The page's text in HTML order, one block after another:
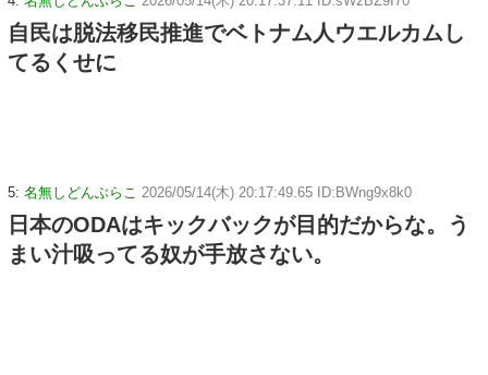
自民は脱法移民推進でベトナム人ウエルカムし
てるくせに
5: 名無しどんぶらこ 2026/05/14(木) 20:17:49.65 ID:BWng9x8k0
日本のODAはキックバックが目的だからな。う
まい汁吸ってる奴が手放さない。